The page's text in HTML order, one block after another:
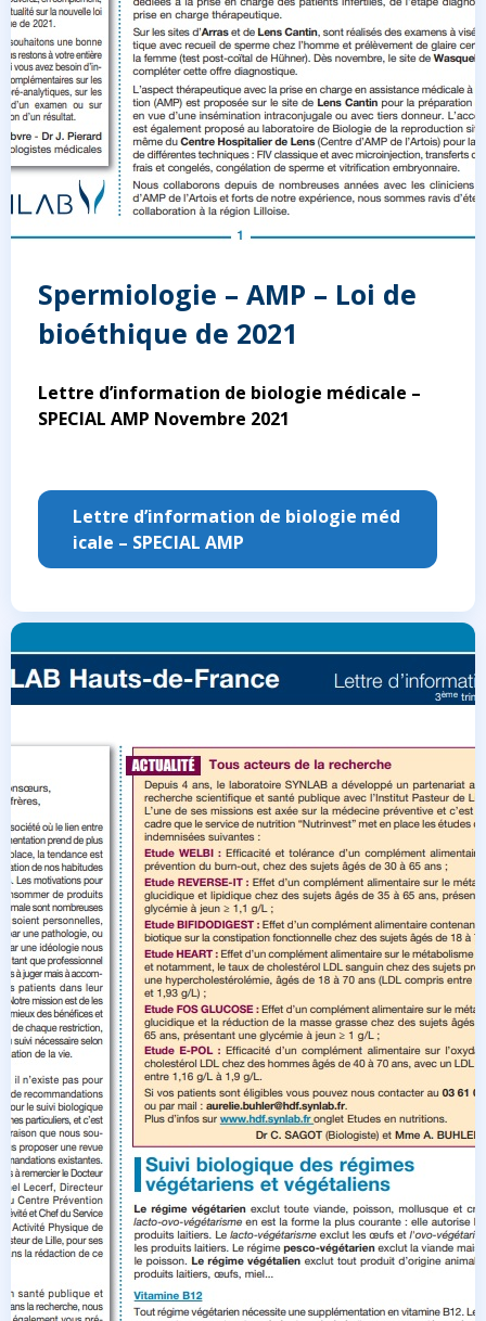
Spermiologie – AMP – Loi de
bioéthique de 2021
Lettre d’information de biologie médicale –
SPECIAL AMP Novembre 2021
Lettre d’information de biologie méd
icale – SPECIAL AMP